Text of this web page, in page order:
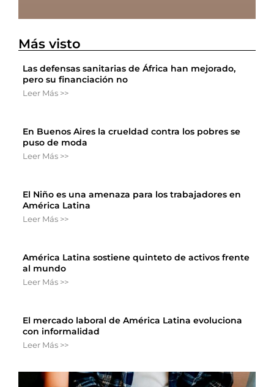
Más visto
Las defensas sanitarias de África han mejorado,
pero su financiación no
Leer Más >>
En Buenos Aires la crueldad contra los pobres se
puso de moda
Leer Más >>
El Niño es una amenaza para los trabajadores en
América Latina
Leer Más >>
América Latina sostiene quinteto de activos frente
al mundo
Leer Más >>
El mercado laboral de América Latina evoluciona
con informalidad
Leer Más >>